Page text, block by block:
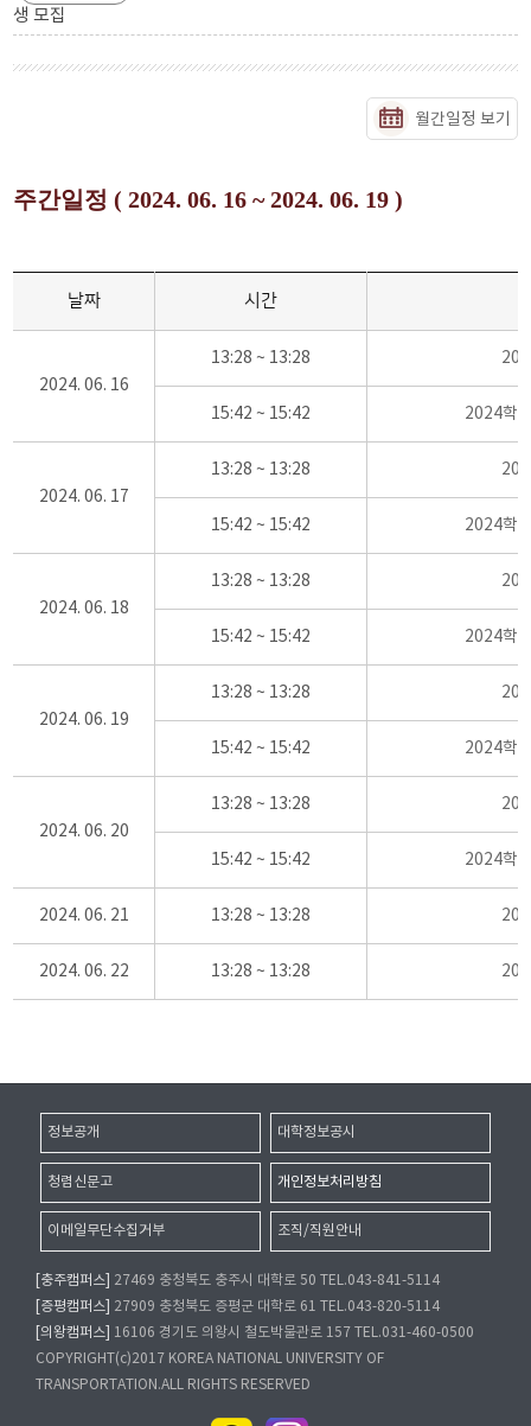
생 모집
월간일정 보기
주간일정 ( 2024. 06. 16 ~ 2024. 06. 19 )
날짜 시간
2024. 06. 16
13:28 ~ 13:28
15:42 ~ 15:42 2024학
2024. 06. 17
13:28 ~ 13:28
15:42 ~ 15:42 2024학
2024. 06. 18
13:28 ~ 13:28
15:42 ~ 15:42 2024학
2024. 06. 19
13:28 ~ 13:28
15:42 ~ 15:42 2024학
2024. 06. 20
13:28 ~ 13:28
15:42 ~ 15:42 2024학
2024. 06. 21 13:28 ~ 13:28
2024. 06. 22 13:28 ~ 13:28
정보공개 대학정보공시
청렴신문고 개인정보처리방침
이메일무단수집거부 조직/직원안내
[충주캠퍼스]
27469 충청북도 충주시 대학로 50 TEL.043-841-5114
[증평캠퍼스]
27909 충청북도 증평군 대학로 61 TEL.043-820-5114
[의왕캠퍼스]
16106 경기도 의왕시 철도박물관로 157 TEL.031-460-0500
COPYRIGHT(c)2017 KOREA NATIONAL UNIVERSITY OF
TRANSPORTATION.ALL RIGHTS RESERVED